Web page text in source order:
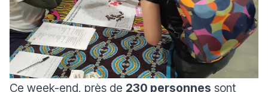
Ce week-end, près de 230 personnes sont